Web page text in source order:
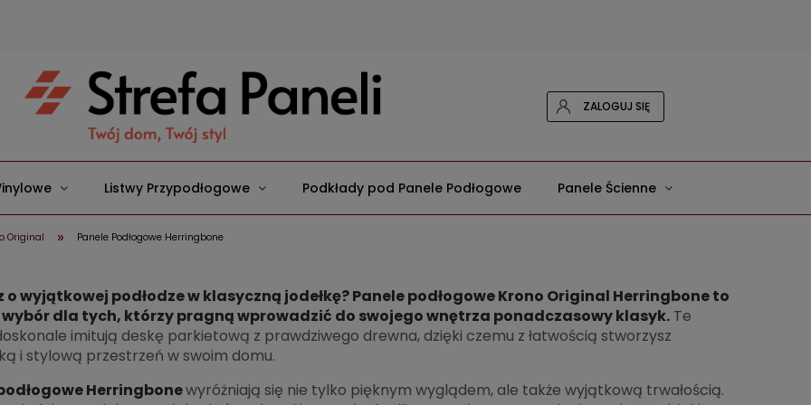
ZALOGUJ SIĘ
Listwy Przypodłogowe Podkłady pod Panele Podłogowe Panele Ścienne
Original » Panele Podłogowe Herringbone
o wyjątkowej podłodze w klasyczną jodełkę? Panele podłogowe Krono Original Herringbone to
dla tych, którzy pragną wprowadzić do swojego wnętrza ponadczasowy klasyk. Te
imitują deskę parkietową z prawdziwego drewna, dzięki czemu z łatwością stworzysz
i stylową przestrzeń w swoim domu.
Herringbonewyróżniają się nie tylko pięknym wyglądem, ale także wyjątkową trwałością.